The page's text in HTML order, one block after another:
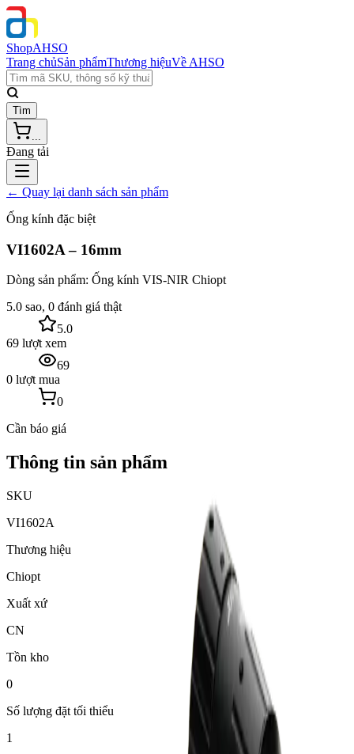
ShopAHSO
Trang chủSản phẩmThương hiệuVề AHSO
Tìm
...
Đang tải
← Quay lại danh sách sản phẩm
Ống kính đặc biệt
VI1602A – 16mm
Dòng sản phẩm: Ống kính VIS-NIR Chiopt
5.0 sao, 0 đánh giá thật
5.0
69 lượt xem
69
0 lượt mua
0
Cần báo giá
Thông tin sản phẩm
SKU
VI1602A
Thương hiệu
Chiopt
Xuất xứ
CN
Tồn kho
0
Số lượng đặt tối thiểu
1